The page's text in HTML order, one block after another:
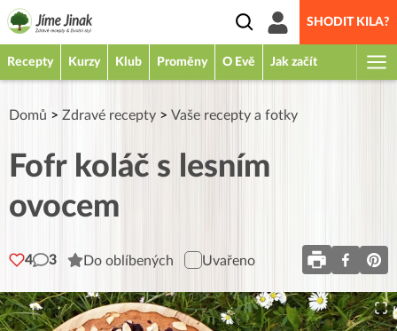
SHODIT KILA?
Recepty Kurzy Klub Proměny O Evě Jak začít
Domů > Zdravé recepty > Vaše recepty a fotky
Fofr koláč s lesním
ovocem
4 3 Do oblíbených Uvařeno